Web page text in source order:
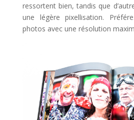
ressortent bien, tandis que
une légère pixellisation.
photos avec une résolution